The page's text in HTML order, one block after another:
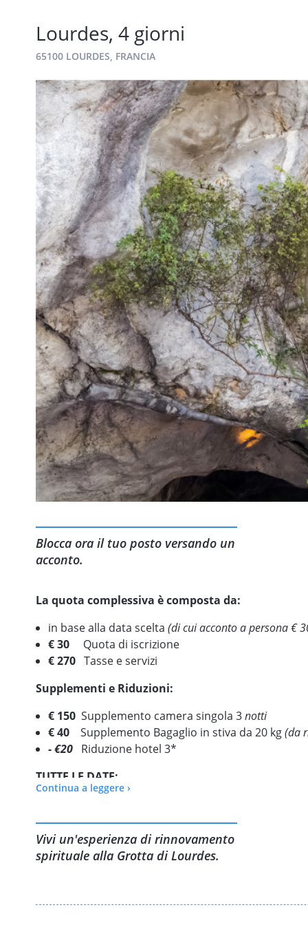
Lourdes, 4 giorni
65100 LOURDES, FRANCIA
Blocca ora il tuo posto versando un
acconto.
La quota complessiva è composta da:
in base alla data scelta (di cui acconto a persona €
€ 30 Quota di iscrizione
€ 270 Tasse e servizi
Supplementi e Riduzioni:
€ 150 Supplemento camera singola 3notti
€ 40 Supplemento Bagaglio in stiva da 20 kg(da
- €20 Riduzione hotel 3*
TUTTE LE DATE:
1 - 4 Maggio **810,00 €
18-21 Maggio780,00 €
29 Maggio - 1° Giugno780,00 €
19 - 22 Giugno780,00 €
Continua a leggere ›
Vivi un'esperienza di rinnovamento
spirituale alla Grotta di Lourdes.